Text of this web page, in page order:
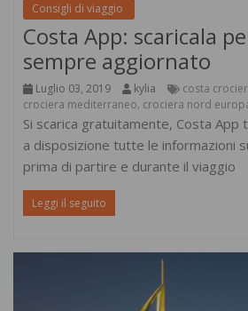
Consigli di viaggio
Costa App: scaricala
sempre aggiornato
Luglio 03, 2019 kylia costa
crociera mediterraneo, crociera nord
Si scarica gratuitamente, Costa
a disposizione tutte le informazioni
prima di partire e durante il viaggio
Leggi il seguito